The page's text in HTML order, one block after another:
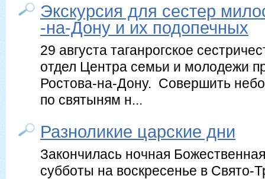
Экскурсия для сестер
-на-Дону и их подопечных
29 августа таганрогское
отдел Центра семьи и молодежи
Ростова-на-Дону. Совершить
по святыням н...
Разноликие царские дни
Закончилась ночная
субботы на воскресенье в Свято-